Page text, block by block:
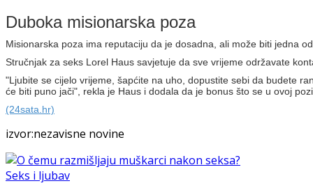
Duboka misionarska poza
Misionarska poza ima reputaciju da je dosadna, ali može biti jedna
Stručnjak za seks Lorel Haus savjetuje da sve vrijeme održavate
"Ljubite se cijelo vrijeme, šapćite na uho, dopustite sebi da budete
će biti puno jači", rekla je Haus i dodala da je bonus što se u ovoj
(24sata.hr)
izvor:nezavisne novine
Seks i ljubav